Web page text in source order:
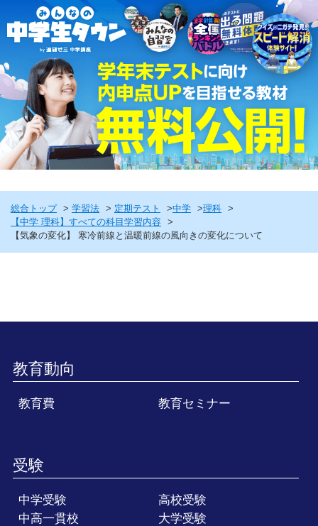
総合トップ 学習法 定期テスト 中学
理科
【中学 理科】すべての科目学習内容
【気象の変化】 寒冷前線と温暖前線の風向きの変化について
教育動向
教育費 教育セミナー
受験
中学受験
高校受験
中高一貫校
大学受験